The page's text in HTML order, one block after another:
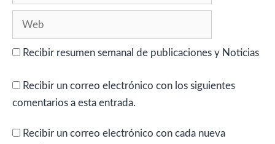
Recibir resumen semanal de publicaciones y Noticias
Recibir un correo electrónico con los siguientes
comentarios a esta entrada.
Recibir un correo electrónico con cada nueva